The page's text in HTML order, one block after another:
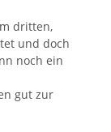
dritten,
und doch
noch ein
gut zur